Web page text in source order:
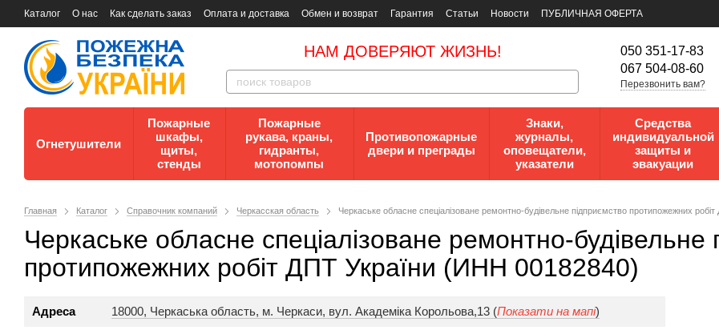
Каталог О нас Как сделать заказ Оплата и доставка Обмен и возврат Гарантия Статьи Новости
ПУБЛИЧНАЯ ОФЕРТА
Документы
Контакты Документы по пожарной безопасности
НАМ ДОВЕРЯЮТ ЖИЗНЬ!
050 351-17-83
067 504-08-60
Перезвонить вам?
Огнетушители
Пожарные
шкафы,
щиты,
стенды
Пожарные
рукава, краны,
гидранты,
мотопомпы
Противопожарные
двери и преграды
Знаки,
журналы,
оповещатели,
указатели
Средства
индивидуальной
защиты и
эвакуации
Главная Каталог Справочник компаний Черкасская область Черкаське обласне спеціалізоване ремонтно-будівельне підприємство протипожежних
Черкаське обласне спеціалізоване ремонтно-будівельне
протипожежних робіт ДПТ України (ИНН 00182840)
Адреса 18000, Черкаська область, м. Черкаси, вул. Академіка Корольова,13 (Показати на мапі)